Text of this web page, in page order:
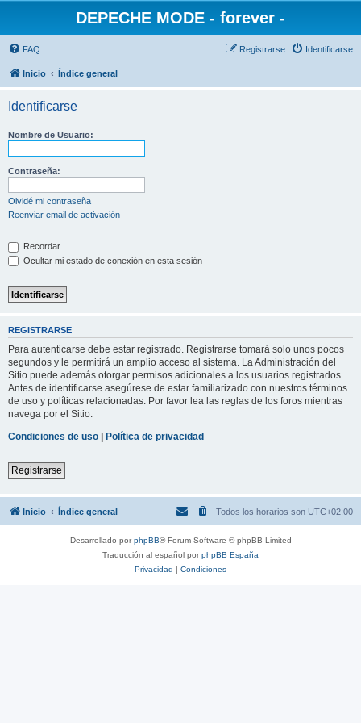
DEPECHE MODE - forever -
FAQ Identificarse
Registrarse
Inicio Índice general
Identificarse
Nombre de Usuario:
Contraseña:
Olvidé mi contraseña
Reenviar email de activación
Recordar
Ocultar mi estado de conexión en esta sesión
REGISTRARSE
Para autenticarse debe estar registrado. Registrarse tomará solo unos pocos
segundos y le permitirá un amplio acceso al sistema. La Administración del
Sitio puede además otorgar permisos adicionales a los usuarios registrados.
Antes de identificarse asegúrese de estar familiarizado con nuestros términos
de uso y políticas relacionadas. Por favor lea las reglas de los foros mientras
navega por el Sitio.
Condiciones de uso | Política de privacidad
Registrarse
Inicio Índice general Todos los horarios son UTC+02:00
Desarrollado porphpBB® Forum Software © phpBB Limited
Traducción al español porphpBB España
Privacidad | Condiciones